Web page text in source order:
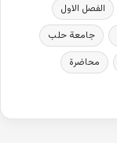
الفصل الاول
جامعة حلب
محاضرة